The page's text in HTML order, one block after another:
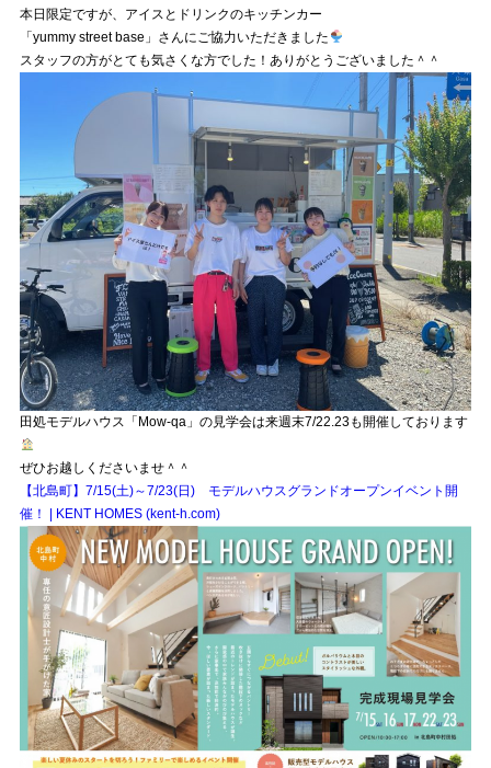
本日限定ですが、アイスとドリンクのキッチンカー
「yummy street base」さんにご協力いただきました
スタッフの方がとても気さくな方でした！ありがとうございました＾＾
田処モデルハウス「Mow-qa」の見学会は来週末7/22.23も開催しております
ぜひお越しくださいませ＾＾
【北島町】7/15(土)～7/23(日) モデルハウスグランドオープンイベント開
催！ | KENT HOMES (kent-h.com)